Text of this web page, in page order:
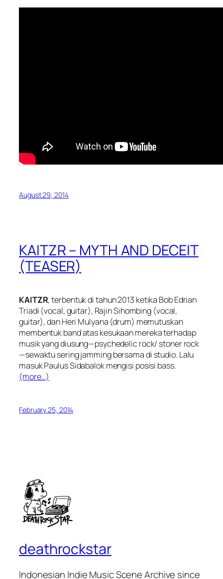
August 29, 2014
KAITZR – MYTH AND DECEIT
(TEASER)
KAITZR, terbentuk di tahun 2013 ketika Bob Edrian
Triadi (vocal, guitar), Rajin Sihombing (vocal,
guitar), dan Heri Mulyana (drum) memutuskan
membentuk band atas kesukaan mereka terhadap
musik yang diusung—psychedelic rock/ stoner rock
—sewaktu seringjammingbersama di studio. Lalu
masuk Paulus Sidabalok mengisi posisi bass.
(more…)
February 25, 2014
deathrockstar
Indonesian Indie Music Scene Archive since